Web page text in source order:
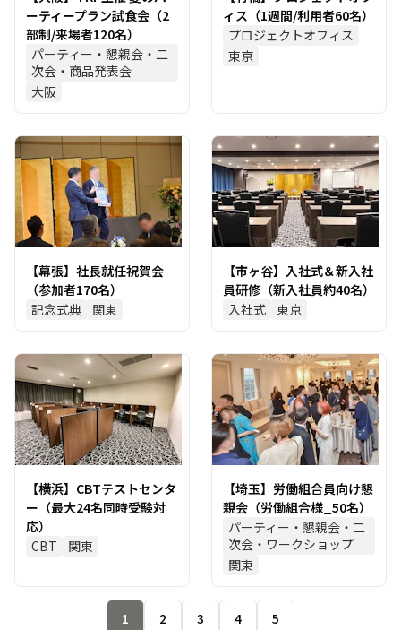
ーティープラン試食会（2
部制/来場者120名）
パーティー・懇親会・二
次会・商品発表会
大阪
ィス（1週間/利用者60名）
プロジェクトオフィス
東京
【幕張】社長就任祝賀会
（参加者170名）
記念式典
関東
【市ヶ谷】入社式＆新入社
員研修（新入社員約40名）
入社式 東京
【横浜】CBTテストセンタ
ー（最大24名同時受験対
応）
CBT
関東
【埼玉】労働組合員向け懇
親会（労働組合様_50名）
パーティー・懇親会・二
次会・ワークショップ
関東
1 2 3 4 5